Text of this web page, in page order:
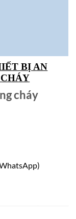
BỊ AN
cháy